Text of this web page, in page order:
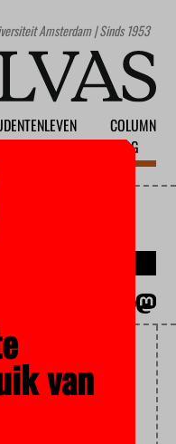
Amsterdam | Sinds 1953
COLUMN
BLOG
van